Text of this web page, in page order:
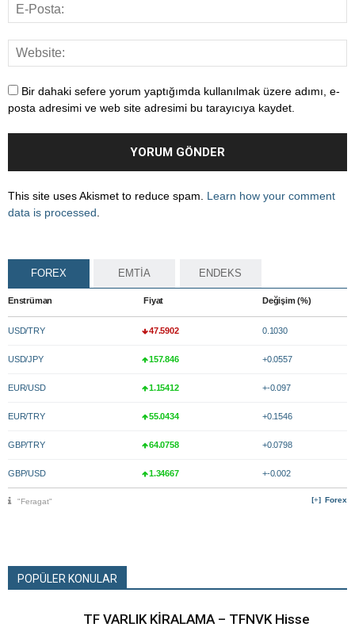
Bir dahaki sefere yorum yaptığımda kullanılmak üzere adımı, e-
posta adresimi ve web site adresimi bu tarayıcıya kaydet.
This site uses Akismet to reduce spam. Learn how your comment
data is processed
FOREX EMTİA ENDEKS
Enstrüman Fiyat Değişim (%)
USD/TRY 47.5902 0.1030
USD/JPY 157.846 +0.0557
EUR/USD 1.15412 +-0.097
EUR/TRY 55.0434 +0.1546
GBP/TRY 64.0758 +0.0798
GBP/USD 1.34667 +-0.002
Forex
"Feragat"
POPÜLER KONULAR
TF VARLIK KİRALAMA – TFNVK Hisse